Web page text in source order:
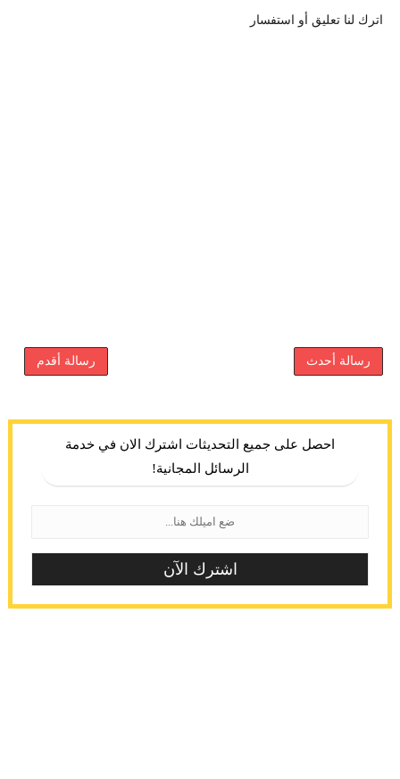
اترك لنا تعليق أو استفسار
رسالة أحدث رسالة أقدم
احصل على جميع التحديثات اشترك الان في خدمة
الرسائل المجانية!